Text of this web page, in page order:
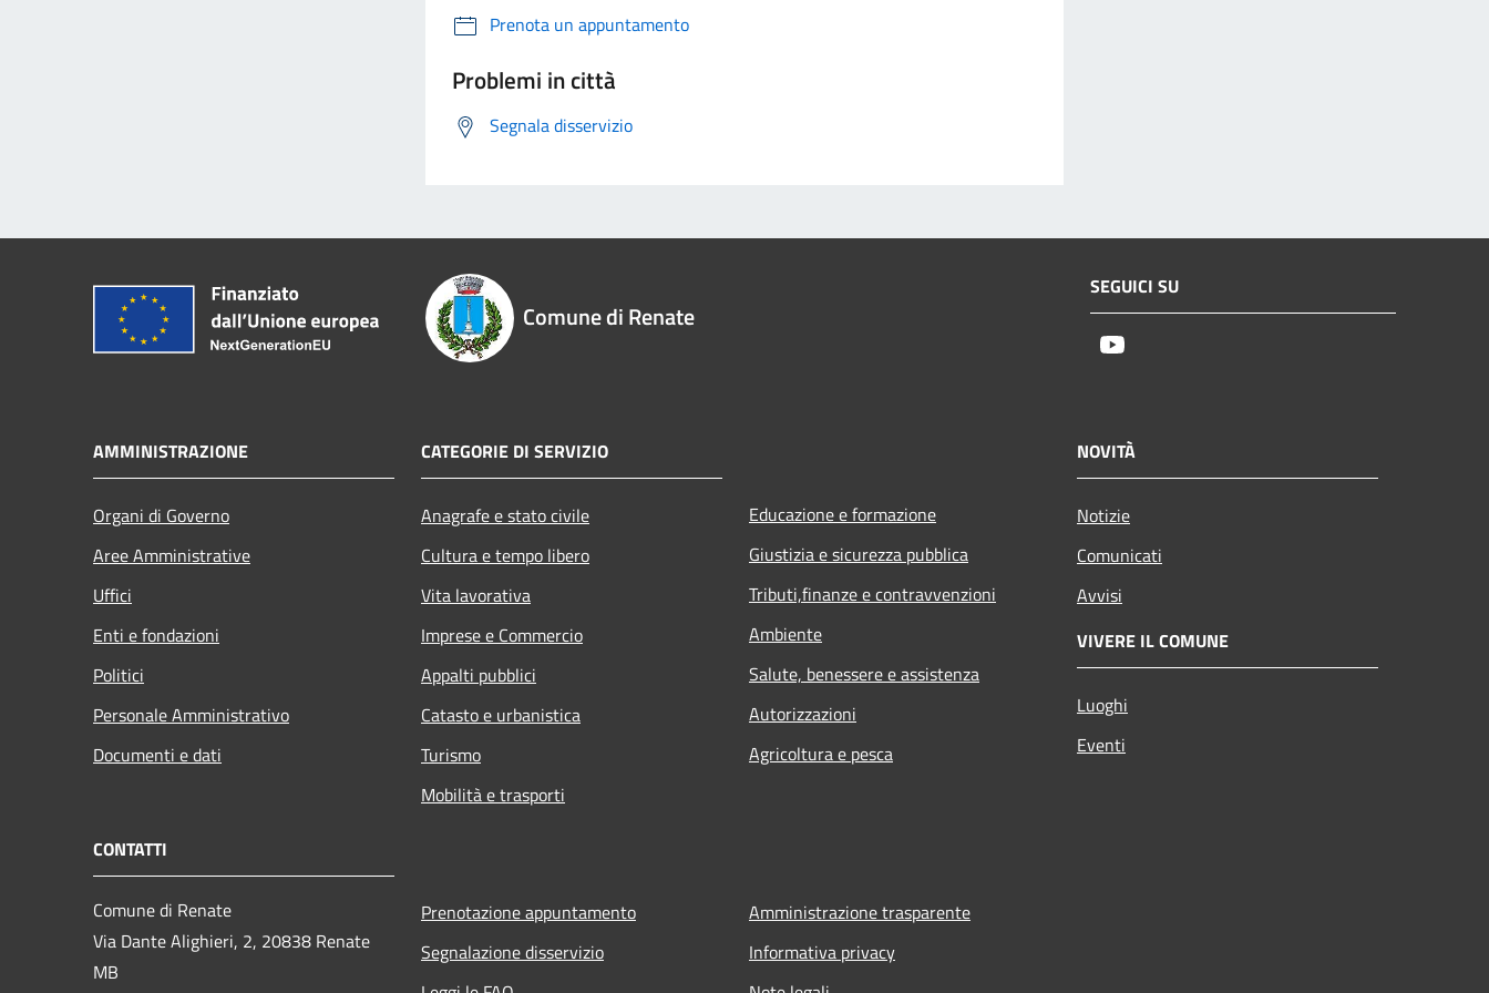
Prenota un appuntamento
Problemi in città
Segnala disservizio
Comune di Renate
SEGUICI SU
AMMINISTRAZIONE
Organi di Governo
Aree Amministrative
Uffici
Enti e fondazioni
Politici
Personale Amministrativo
Documenti e dati
CATEGORIE DI SERVIZIO
Anagrafe e stato civile
Cultura e tempo libero
Vita lavorativa
Imprese e Commercio
Appalti pubblici
Catasto e urbanistica
Turismo
Mobilità e trasporti
Educazione e formazione
Giustizia e sicurezza pubblica
Tributi,finanze e contravvenzioni
Ambiente
Salute, benessere e assistenza
Autorizzazioni
Agricoltura e pesca
NOVITÀ
Notizie
Comunicati
Avvisi
VIVERE IL COMUNE
Luoghi
Eventi
CONTATTI
Comune di Renate
Via Dante Alighieri, 2, 20838 Renate
MB
Prenotazione appuntamento
Segnalazione disservizio
Amministrazione trasparente
Informativa privacy